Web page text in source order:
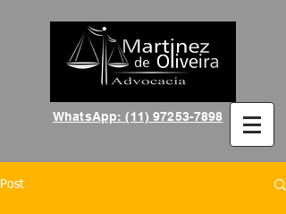
WhatsApp: (11) 97253-7898
Post